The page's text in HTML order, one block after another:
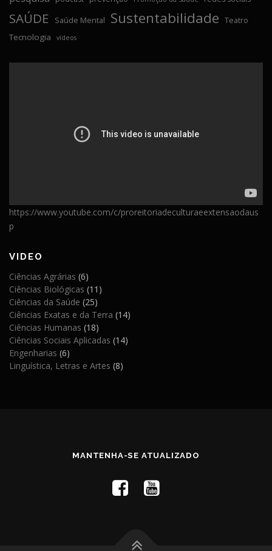
SAÚDE Saúde Mental Sustentabilidade Teatro
Tecnologia vídeos
https://www.youtube.com/c/proreitoriadeculturaeextensaodaus
p
VIDEO
Ciências Agrárias (6)
Ciências Biológicas (11)
Ciências da Saúde (25)
Ciências Exatas e da Terra (14)
Ciências Humanas (18)
Ciências Sociais Aplicadas (14)
Engenharias (6)
Linguística, Letras e Artes (8)
MANTENHA-SE ATUALIZADO